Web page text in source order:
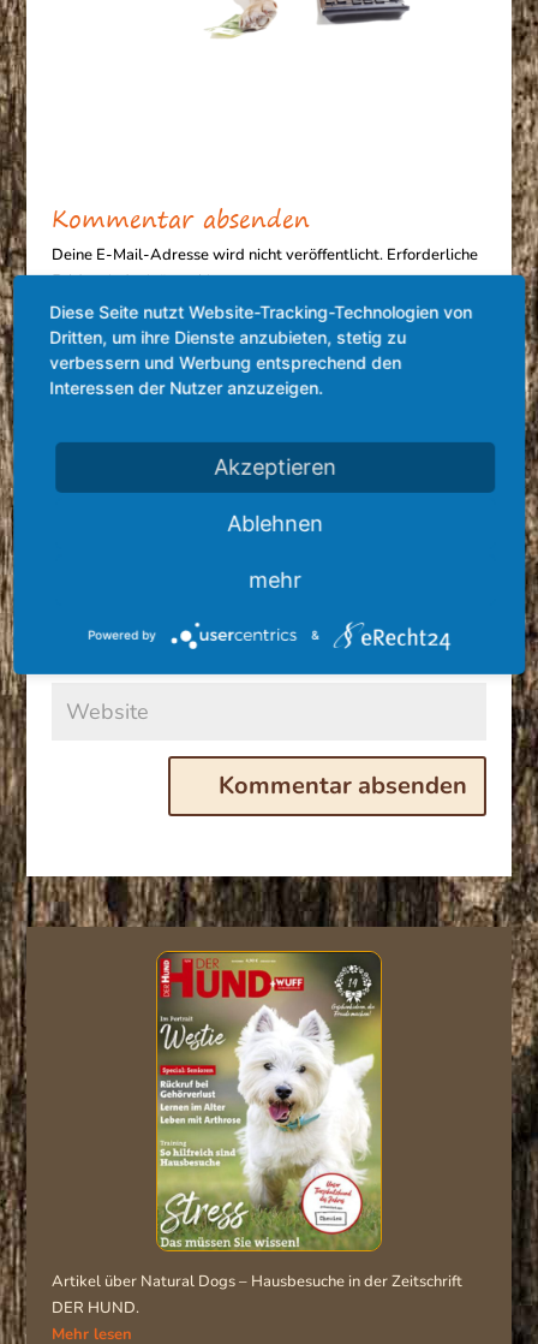
Kommentar absenden
Deine E-Mail-Adresse wird nicht veröffentlicht. Erforderliche
Felder sind mit*markiert
Artikel über Natural Dogs – Hausbesuche in der Zeitschrift
DER HUND.
Mehr lesen
Diese Seite nutzt Website-Tracking-Technologien von
Dritten, um ihre Dienste anzubieten, stetig zu
verbessern und Werbung entsprechend den
Interessen der Nutzer anzuzeigen.
Akzeptieren
Ablehnen
mehr
Powered by &